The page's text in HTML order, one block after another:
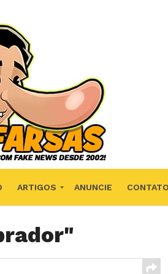
ARTIGOS ANUNCIE CONTATO